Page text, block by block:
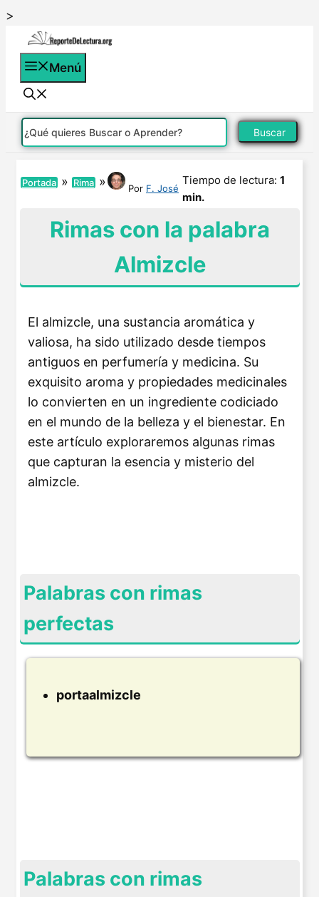
>
contenido
Menú
Buscar
Portada » Rima » Por F. José
Tiempo de lectura: 1
min.
Rimas con la palabra
Almizcle
El almizcle, una sustancia aromática y
valiosa, ha sido utilizado desde tiempos
antiguos en perfumería y medicina. Su
exquisito aroma y propiedades medicinales
lo convierten en un ingrediente codiciado
en el mundo de la belleza y el bienestar. En
este artículo exploraremos algunas rimas
que capturan la esencia y misterio del
almizcle.
Palabras con rimas
perfectas
portaalmizcle
Palabras con rimas